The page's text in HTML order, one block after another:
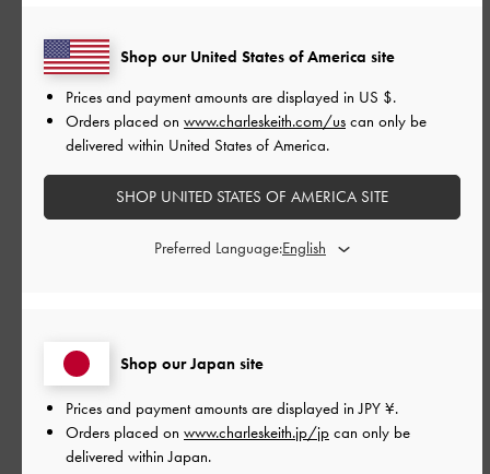
ご利用者様
かわいい
スタイリッシュでいつでも使いやすい！夏っぽくて抜け感も出
とても良かった
2026-07-05
Shop our Japan site
Prices and payment amounts are displayed inJPY ¥.
Orders placed on www.charleskeith.jp/jp can only be
delivered within Japan.
Shop our United States of America site
Prices and payment amounts are displayed in US $.
Orders placed on www.charleskeith.com/us can only be
delivered within United States of America.
SHOP UNITED STATES OF AMERICA SITE
Preferred Language: